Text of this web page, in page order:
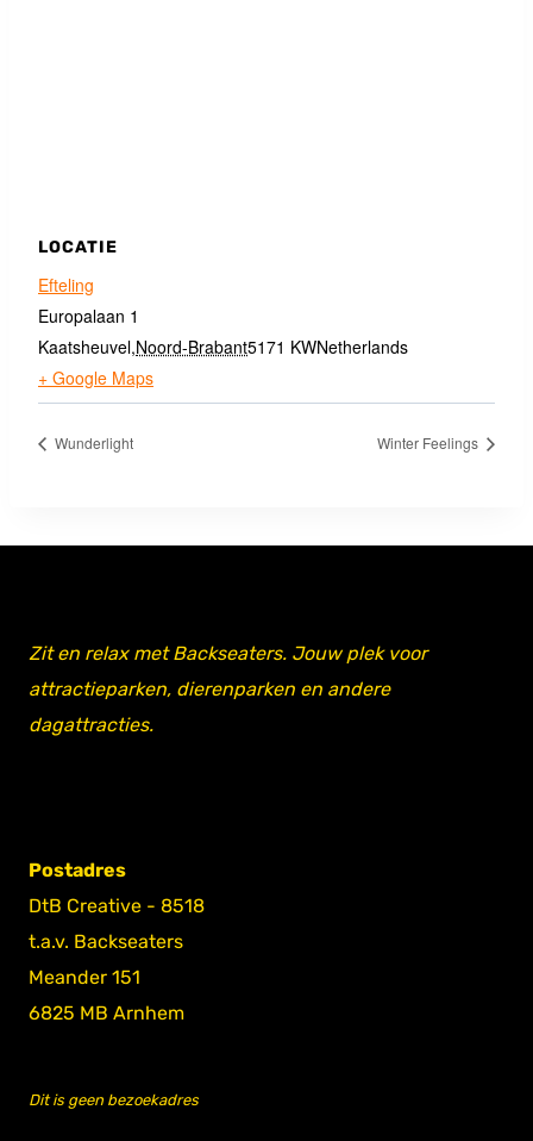
LOCATIE
Efteling
Europalaan 1
Kaatsheuvel,Noord-Brabant5171 KWNetherlands
+ Google Maps
Wunderlight Winter Feelings
Zit en relax met Backseaters. Jouw plek voor
attractieparken, dierenparken en andere
dagattracties.
Postadres
DtB Creative - 8518
t.a.v. Backseaters
Meander 151
6825 MB Arnhem
Dit is geen bezoekadres